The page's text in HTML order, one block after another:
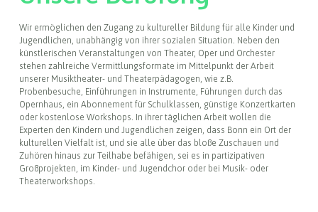
Wir ermöglichen den Zugang zu kultureller Bildung für alle Kinder und
Jugendlichen, unabhängig von ihrer sozialen Situation. Neben den
künstlerischen Veranstaltungen von Theater, Oper und Orchester
stehen zahlreiche Vermittlungsformate im Mittelpunkt der Arbeit
unserer Musiktheater- und Theaterpädagogen, wie z.B.
Probenbesuche, Einführungen in Instrumente, Führungen durch das
Opernhaus, ein Abonnement für Schulklassen, günstige Konzertkarten
oder kostenlose Workshops. In ihrer täglichen Arbeit wollen die
Experten den Kindern und Jugendlichen zeigen, dass Bonn ein Ort der
kulturellen Vielfalt ist, und sie alle über das bloße Zuschauen und
Zuhören hinaus zur Teilhabe befähigen, sei es in partizipativen
Großprojekten, im Kinder- und Jugendchor oder bei Musik- oder
Theaterworkshops.